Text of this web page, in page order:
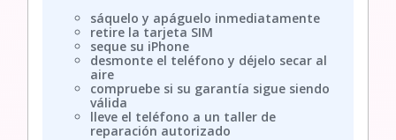
sáquelo y apáguelo inmediatamente
retire la tarjeta SIM
seque su iPhone
desmonte el teléfono y déjelo secar al
aire
compruebe si su garantía sigue siendo
válida
lleve el teléfono a un taller de
reparación autorizado